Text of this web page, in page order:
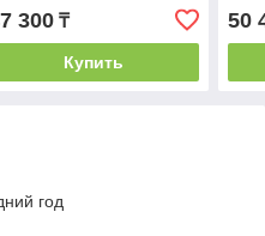
300₸
Купить
50
год